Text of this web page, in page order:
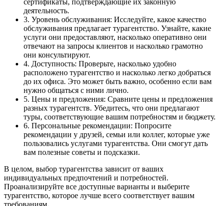
сертификаты, подтверждающие их законную
деятельность.
3. Уровень обслуживания: Исследуйте, какое качество
обслуживания предлагает турагентство. Узнайте, какие
услуги они предоставляют, насколько оперативно они
отвечают на запросы клиентов и насколько грамотно
они консультируют.
4. Доступность: Проверьте, насколько удобно
расположено турагентство и насколько легко добраться
до их офиса. Это может быть важно, особенно если вам
нужно общаться с ними лично.
5. Цены и предложения: Сравните цены и предложения
разных турагентств. Убедитесь, что они предлагают
туры, соответствующие вашим потребностям и бюджету.
6. Персональные рекомендации: Попросите
рекомендации у друзей, семьи или коллег, которые уже
пользовались услугами турагентства. Они смогут дать
вам полезные советы и подсказки.
В целом, выбор турагентства зависит от ваших
индивидуальных предпочтений и потребностей.
Проанализируйте все доступные варианты и выберите
турагентство, которое лучше всего соответствует вашим
требованиям.